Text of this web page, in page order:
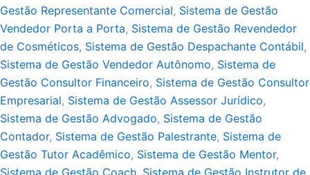
Gestão Representante Comercial, Sistema de Gestão
Vendedor Porta a Porta, Sistema de Gestão Revendedor
de Cosméticos, Sistema de Gestão Despachante Contábil,
Sistema de Gestão Vendedor Autônomo, Sistema de
Gestão Consultor Financeiro, Sistema de Gestão Consultor
Empresarial, Sistema de Gestão Assessor Jurídico,
Sistema de Gestão Advogado, Sistema de Gestão
Contador, Sistema de Gestão Palestrante, Sistema de
Gestão Tutor Acadêmico, Sistema de Gestão Mentor,
Sistema de Gestão Coach, Sistema de Gestão Instrutor de